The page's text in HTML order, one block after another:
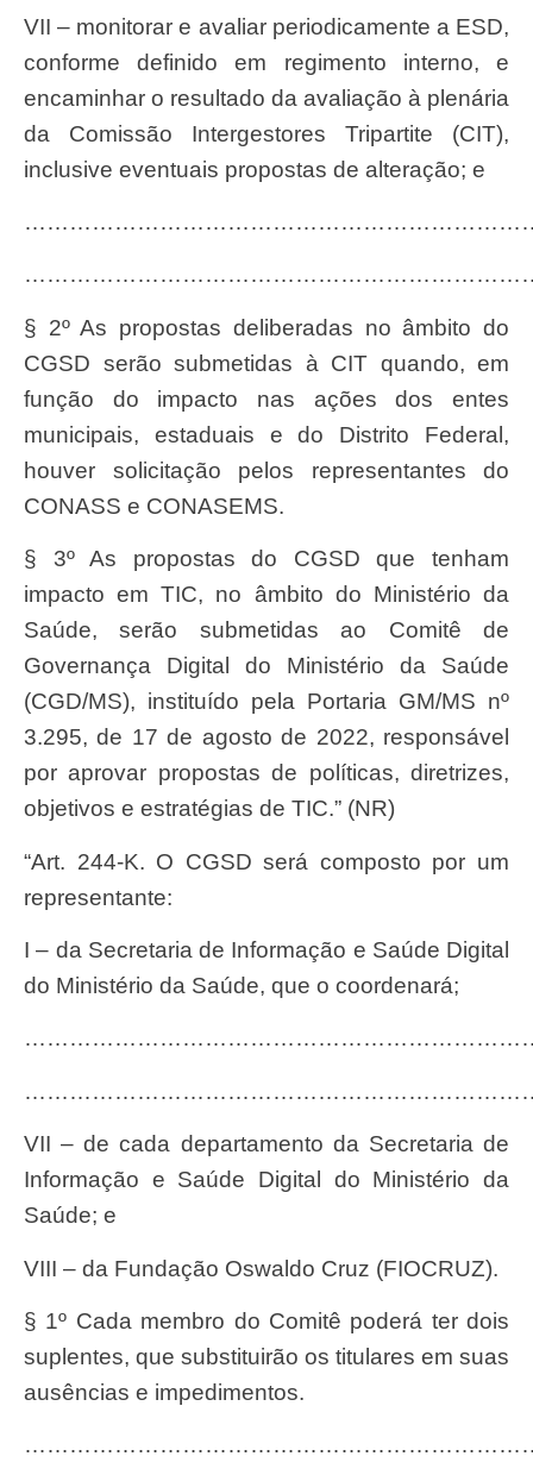
VII – monitorar e avaliar periodicamente a ESD,
conforme definido em regimento interno, e
encaminhar o resultado da avaliação à plenária
da Comissão Intergestores Tripartite (CIT),
inclusive eventuais propostas de alteração; e
§ 2º As propostas deliberadas no âmbito do
CGSD serão submetidas à CIT quando, em
função do impacto nas ações dos entes
municipais, estaduais e do Distrito Federal,
houver solicitação pelos representantes do
CONASS e CONASEMS.
§ 3º As propostas do CGSD que tenham
impacto em TIC, no âmbito do Ministério da
Saúde, serão submetidas ao Comitê de
Governança Digital do Ministério da Saúde
(CGD/MS), instituído pela Portaria GM/MS nº
3.295, de 17 de agosto de 2022, responsável
por aprovar propostas de políticas, diretrizes,
objetivos e estratégias de TIC.” (NR)
“Art. 244-K. O CGSD será composto por um
representante:
I – da Secretaria de Informação e Saúde Digital
do Ministério da Saúde, que o coordenará;
VII – de cada departamento da Secretaria de
Informação e Saúde Digital do Ministério da
Saúde; e
VIII – da Fundação Oswaldo Cruz (FIOCRUZ).
§ 1º Cada membro do Comitê poderá ter dois
suplentes, que substituirão os titulares em suas
ausências e impedimentos.